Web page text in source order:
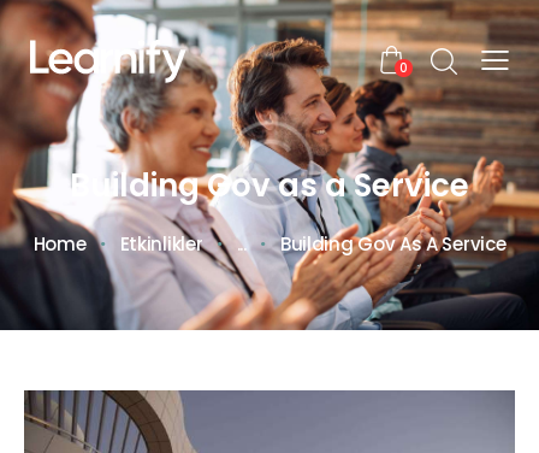
0
Building Gov as a Service
Home Etkinlikler ... Building Gov As A Service